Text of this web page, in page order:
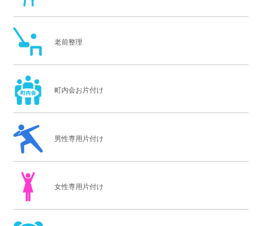
老前整理
町内会お片付け
男性専用片付け
女性専用片付け